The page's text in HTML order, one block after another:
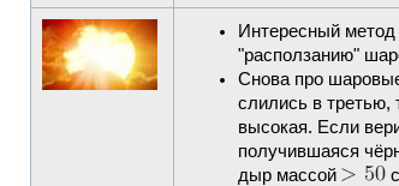
Интересный метод
"расползанию"
Снова про
слились в третью,
высокая. Если
получившаяся
дыр массой